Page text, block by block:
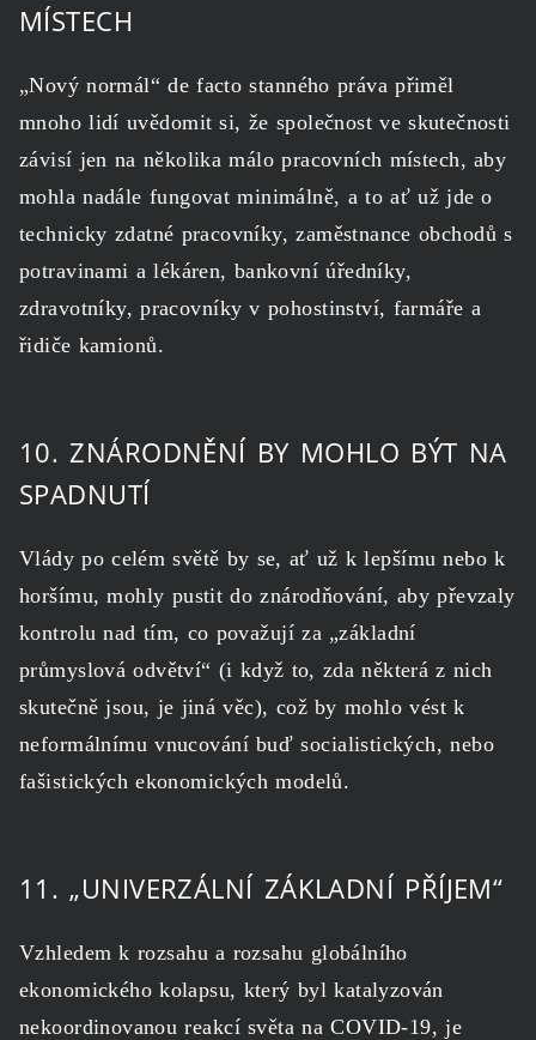
MÍSTECH
„Nový normál“ de facto stanného práva přiměl
mnoho lidí uvědomit si, že společnost ve skutečnosti
závisí jen na několika málo pracovních místech, aby
mohla nadále fungovat minimálně, a to ať už jde o
technicky zdatné pracovníky, zaměstnance obchodů s
potravinami a lékáren, bankovní úředníky,
zdravotníky, pracovníky v pohostinství, farmáře a
řidiče kamionů.
10. ZNÁRODNĚNÍ BY MOHLO BÝT NA
SPADNUTÍ
Vlády po celém světě by se, ať už k lepšímu nebo k
horšímu, mohly pustit do znárodňování, aby převzaly
kontrolu nad tím, co považují za „základní
průmyslová odvětví“ (i když to, zda některá z nich
skutečně jsou, je jiná věc), což by mohlo vést k
neformálnímu vnucování buď socialistických, nebo
fašistických ekonomických modelů.
11. „UNIVERZÁLNÍ ZÁKLADNÍ PŘÍJEM“
Vzhledem k rozsahu a rozsahu globálního
ekonomického kolapsu, který byl katalyzován
nekoordinovanou reakcí světa na COVID-19, je